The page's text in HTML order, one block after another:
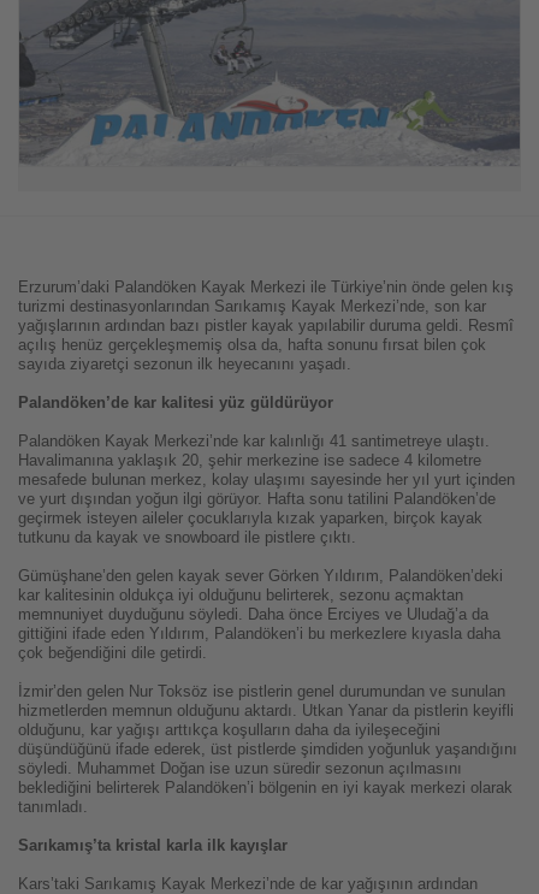
Erzurum’daki Palandöken Kayak Merkezi ile Türkiye’nin önde gelen kış
turizmi destinasyonlarından Sarıkamış Kayak Merkezi’nde, son kar
yağışlarının ardından bazı pistler kayak yapılabilir duruma geldi. Resmî
açılış henüz gerçekleşmemiş olsa da, hafta sonunu fırsat bilen çok
sayıda ziyaretçi sezonun ilk heyecanını yaşadı.
Palandöken’de kar kalitesi yüz güldürüyor
Palandöken Kayak Merkezi’nde kar kalınlığı 41 santimetreye ulaştı.
Havalimanına yaklaşık 20, şehir merkezine ise sadece 4 kilometre
mesafede bulunan merkez, kolay ulaşımı sayesinde her yıl yurt içinden
ve yurt dışından yoğun ilgi görüyor. Hafta sonu tatilini Palandöken’de
geçirmek isteyen aileler çocuklarıyla kızak yaparken, birçok kayak
tutkunu da kayak ve snowboard ile pistlere çıktı.
Gümüşhane’den gelen kayak sever Görken Yıldırım, Palandöken’deki
kar kalitesinin oldukça iyi olduğunu belirterek, sezonu açmaktan
memnuniyet duyduğunu söyledi. Daha önce Erciyes ve Uludağ’a da
gittiğini ifade eden Yıldırım, Palandöken’i bu merkezlere kıyasla daha
çok beğendiğini dile getirdi.
İzmir’den gelen Nur Toksöz ise pistlerin genel durumundan ve sunulan
hizmetlerden memnun olduğunu aktardı. Utkan Yanar da pistlerin keyifli
olduğunu, kar yağışı arttıkça koşulların daha da iyileşeceğini
düşündüğünü ifade ederek, üst pistlerde şimdiden yoğunluk yaşandığını
söyledi. Muhammet Doğan ise uzun süredir sezonun açılmasını
beklediğini belirterek Palandöken’i bölgenin en iyi kayak merkezi olarak
tanımladı.
Sarıkamış’ta kristal karla ilk kayışlar
Kars’taki Sarıkamış Kayak Merkezi’nde de kar yağışının ardından